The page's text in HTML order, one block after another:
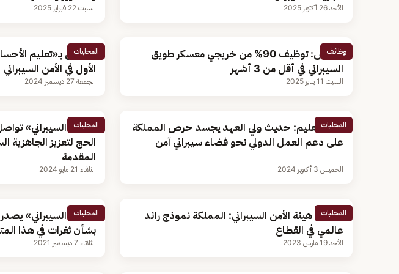
الأحد 26 أكتوبر 2025 السبت 22 فبراير 2025
وظائف
مختص: توظيف 90% من خريجي معسكر طويق
السيبراني في أقل من 3 أشهر
السبت 11 يناير 2025
المحليات
مسؤول بـ«تعليم
الأول في الأمن السيبراني
الجمعة 27 ديسمبر 2024
المحليات
وزير التعليم: حديث ولي العهد يجسد حرص المملكة
على دعم العمل الدولي نحو فضاء سيبراني آمن
الخميس 3 أكتوبر 2024
المحليات
«الأمن السيبراني»
الحج لتعزيز الجاهزية
المقدمة
الثلاثاء 21 مايو 2024
المحليات
محافظ هيئة الأمن السيبراني: المملكة نموذج رائد
عالمي في القطاع
الأحد 19 مارس 2023
المحليات
«الأمن السيبراني»
بشأن ثغرات في هذا
الثلاثاء 7 ديسمبر 2021